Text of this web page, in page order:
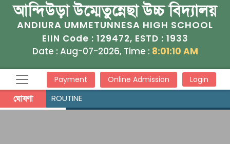
আন্দিউড়া উম্মেতুন্নেছা উচ্চ বিদ্যালয়
ANDIURA UMMETUNNESA HIGH SCHOOL
EIIN Code : 129472, ESTD : 1933
Date : Aug-07-2026, Time :8:01:11 AM
Payment Online Admission Login
ঘোষণা ROUTINE